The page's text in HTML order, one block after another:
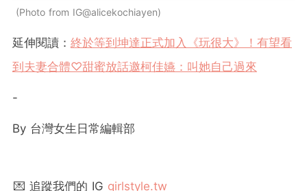
Photo from IG@alicekochiayen
延伸閱讀： 終於等到坤達正式加入《玩很大》！有望看
到夫妻合體♡甜蜜放話邀柯佳嬿：叫她自己過來
-
By 台灣女生日常編輯部
💌 追蹤我們的 IG girlstyle.tw